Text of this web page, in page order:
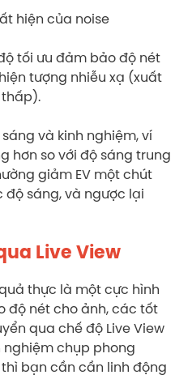
hiện của noise
tối ưu đảm bảo độ nét
tượng nhiễu xạ (xuất
và kinh nghiệm, ví
hơn so với độ sáng trung
giảm EV một chút
sáng, và ngược lại
Live View
thực là một cực hình
độ nét cho ảnh, các tốt
qua chế độ Live View
chụp phong
bạn cần cần linh động